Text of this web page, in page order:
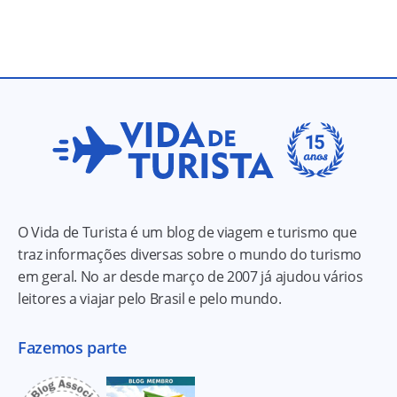
O Vida de Turista é um blog de viagem e turismo que
traz informações diversas sobre o mundo do turismo
em geral. No ar desde março de 2007 já ajudou vários
leitores a viajar pelo Brasil e pelo mundo.
Fazemos parte